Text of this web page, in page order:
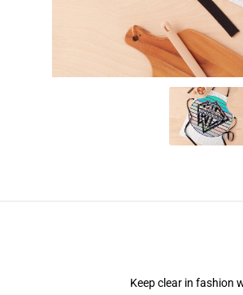
Keep clear in fashion